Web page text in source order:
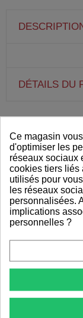
DÉTAILS DU
Ce magasin
d'optimiser les
réseaux sociaux
cookies tiers liés
utilisés pour
les réseaux
personnalisées.
implications
personnelles ?